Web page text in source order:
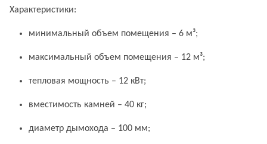
Характеристики:
минимальный объем помещения – 6 м³;
максимальный объем помещения – 12 м³;
тепловая мощность – 12 кВт;
вместимость камней – 40 кг;
диаметр дымохода – 100 мм;